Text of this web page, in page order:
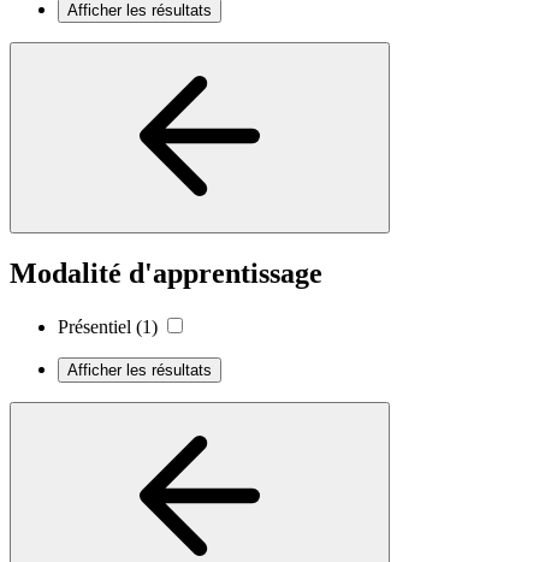
Afficher les résultats
Modalité d'apprentissage
Présentiel (1)
Afficher les résultats